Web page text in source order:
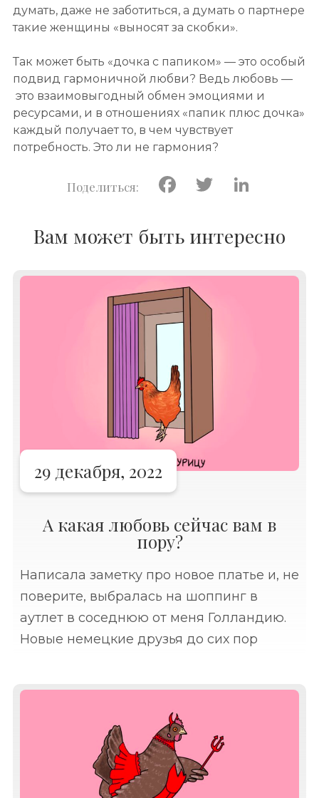
думать, даже не заботиться, а думать о партнере
такие женщины «выносят за скобки».
Так может быть «дочка с папиком» — это особый
подвид гармоничной любви? Ведь любовь —
это взаимовыгодный обмен эмоциями и
ресурсами, и в отношениях «папик плюс дочка»
каждый получает то, в чем чувствует
потребность. Это ли не гармония?
Facebook
Twitter
Вам может быть интересно
29 декабря, 2022
А какая любовь сейчас вам в
пору?
Написала заметку про новое платье и, не
поверите, выбралась на шоппинг в
аутлет в соседнюю от меня Голландию.
Новые немецкие друзья до сих пор